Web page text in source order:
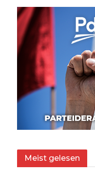
Meist gelesen